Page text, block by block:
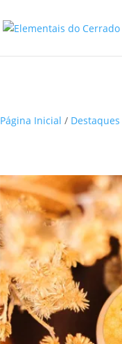
Página Inicial / Destaques